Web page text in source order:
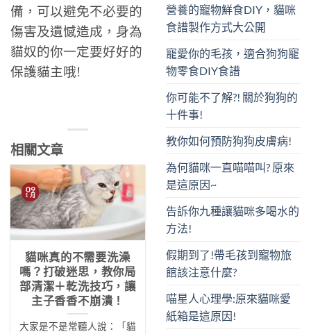
備，可以避免不必要的
傷害及遺憾造成，身為
貓奴的你一定要好好的
保護貓主哦!
相關文章
貓咪真的不需要洗澡
嗎？打破迷思，教你局
部清潔＋乾洗技巧，讓
主子香香不崩潰！
大家是不是常聽人說：「貓
09
1 月
營養的寵物鮮食DIY，貓咪
食譜製作方式大公開
寵愛你的毛孩，適合狗狗寵
物零食DIY食譜
你可能不了解?! 關於狗狗的
十件事!
教你如何預防狗狗皮膚病!
為何貓咪一直喵喵叫? 原來
是這原因~
告訴你九種讓貓咪多喝水的
方法!
假期到了!帶毛孩到寵物旅
館該注意什麼?
喵星人心理學:原來貓咪愛
紙箱是這原因!